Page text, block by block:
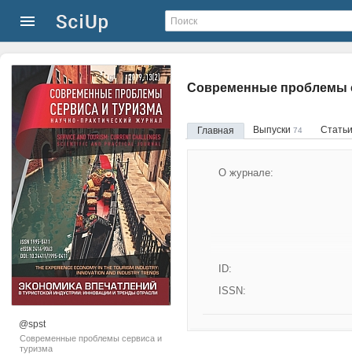
@spst
Современные проблемы сервиса и
туризма
Современные проблемы
Главная Выпуски 74
О журнале:
ID:
ISSN: